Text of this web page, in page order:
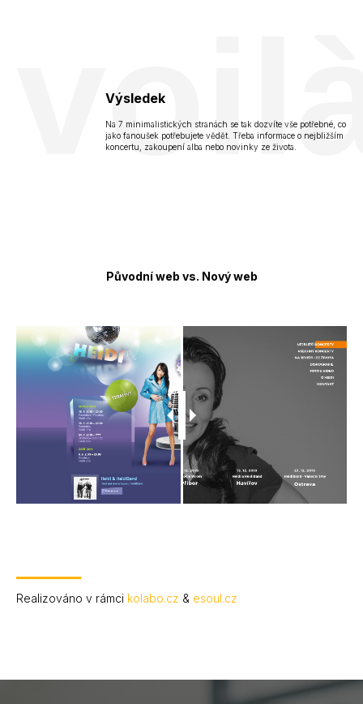
Výsledek
Na 7 minimalistických stranách se tak dozvíte vše potřebné, co
jako fanoušek potřebujete vědět. Třeba informace o nejbližším
koncertu, zakoupení alba nebo novinky ze života.
Původní web vs. Nový web
Realizováno v rámci kolabo.cz & esoul.cz